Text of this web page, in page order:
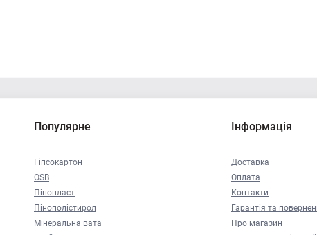
Популярне
Гіпсокартон
OSB
Пінопласт
Пінополістирол
Мінеральна вата
Інформація
Доставка
Оплата
Контакти
Гарантія та
Про магазин